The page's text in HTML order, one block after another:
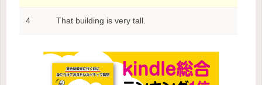
4 That building is very tall.